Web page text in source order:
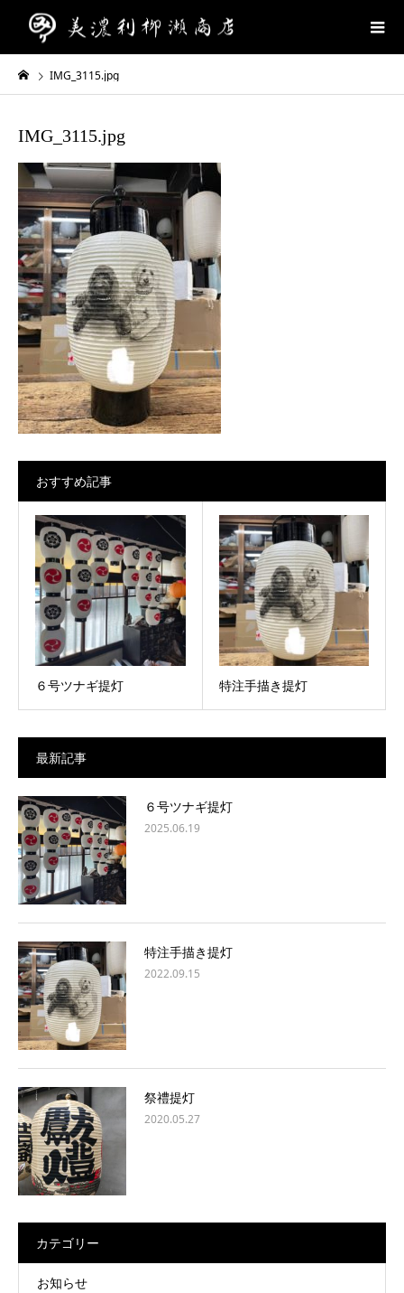
IMG_3115.jpg
IMG_3115.jpg
おすすめ記事
６号ツナギ提灯 特注手描き提灯
最新記事
６号ツナギ提灯
2025.06.19
特注手描き提灯
2022.09.15
祭禮提灯
2020.05.27
カテゴリー
お知らせ